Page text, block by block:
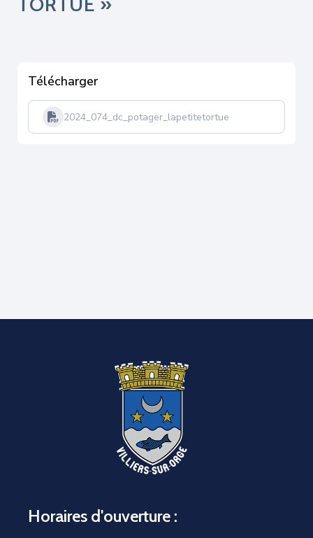
Télécharger
2024_074_dc_potager_lapetitetortue
Horaires d'ouverture :